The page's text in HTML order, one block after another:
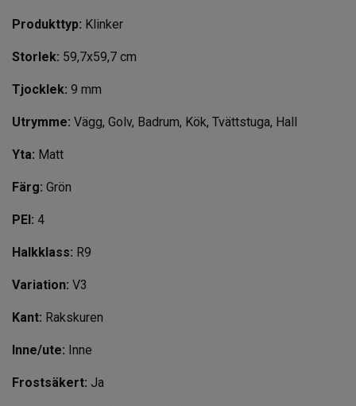
Produkttyp: Klinker
Storlek: 59,7x59,7 cm
Tjocklek: 9 mm
Utrymme: Vägg, Golv, Badrum, Kök, Tvättstuga, Hall
Yta: Matt
Färg: Grön
PEI: 4
Halkklass: R9
Variation: V3
Kant: Rakskuren
Inne/ute: Inne
Frostsäkert: Ja